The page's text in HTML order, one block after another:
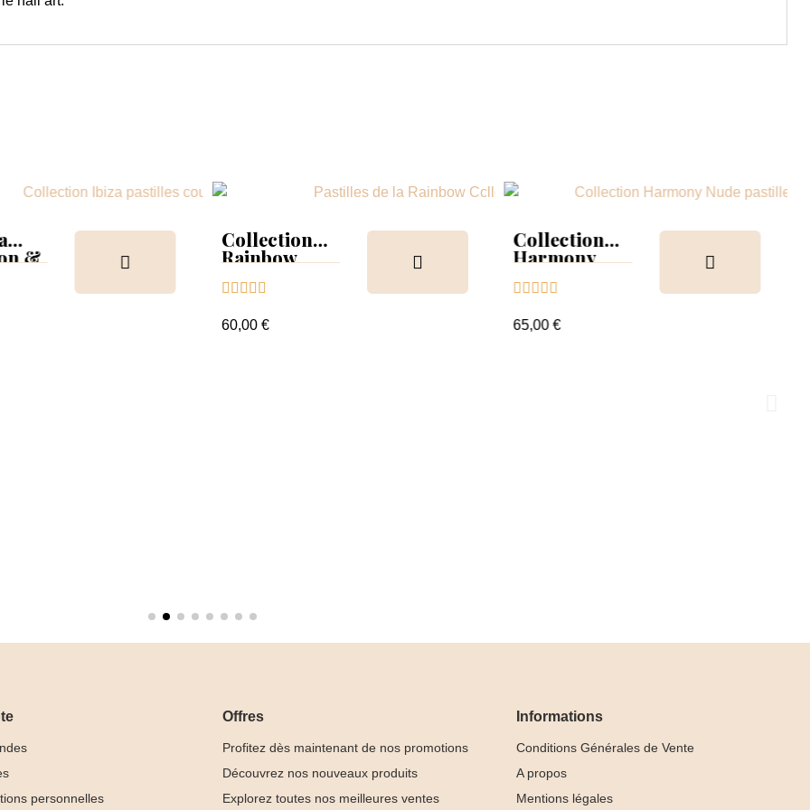
&
Collection
Rainbow
nuancier
    
60,00 €
Collection
Harmony
nuancier
    
65,00 €
personnelles
Offres
Profitez dès maintenant de nos promotions
Découvrez nos nouveaux produits
Explorez toutes nos meilleures ventes
Informations
Conditions Générales de Vente
A propos
Mentions légales